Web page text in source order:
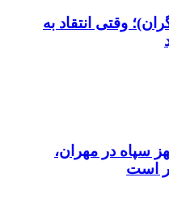
وقتی انتقاد به
سپاه در مهران،
است